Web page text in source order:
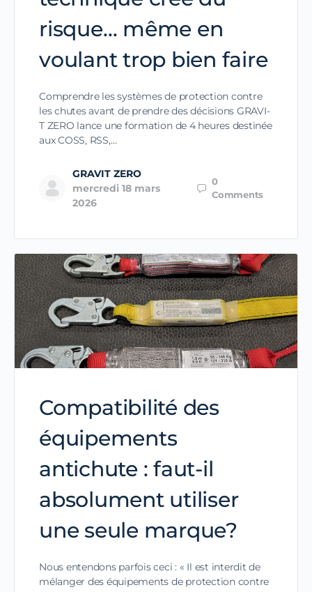
risque… même en
voulant trop bien faire
Comprendre les systèmes de protection contre
les chutes avant de prendre des décisions GRAVI-
T ZERO lance une formation de 4 heures destinée
aux COSS, RSS,…
GRAVIT ZERO
mercredi 18 mars
2026
0
Comments
Compatibilité des
équipements
antichute : faut-il
absolument utiliser
une seule marque?
Nous entendons parfois ceci : « Il est interdit de
mélanger des équipements de protection contre